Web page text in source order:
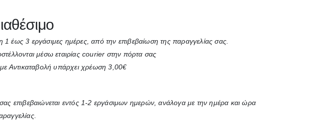
έως 3 εργάσιμες ημέρες, από την επιβεβαίωση της παραγγελίας σας.
μέσω εταιρίας courier στην πόρτα σας
με Αντικαταβολή υπάρχει χρέωση 3,00€
επιβεβαιώνεται εντός 1-2 εργάσιμων ημερών, ανάλογα με την ημέρα και ώρα